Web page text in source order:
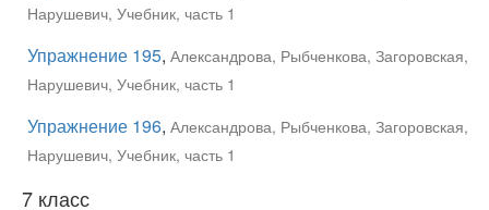
Нарушевич, Учебник, часть 1
Упражнение 195, Александрова, Рыбченкова, Загоровская,
Нарушевич, Учебник, часть 1
Упражнение 196, Александрова, Рыбченкова, Загоровская,
Нарушевич, Учебник, часть 1
7 класс